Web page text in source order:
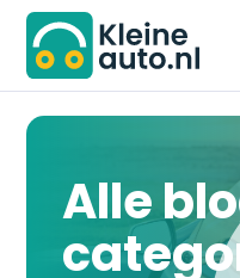
Alle